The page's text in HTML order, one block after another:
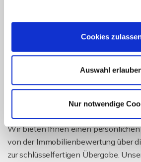
Cookies
Auswahl
Nur notwendige
nach Eigentumswohnungen und
kontinuierlich. Dies hat positive
Marktwerte, die wir stets im Blick
Verkaufs- bzw. Kaufwünsche?
Ihre Vorteile mit
Immobilien
Wir bieten Ihnen einen persönlichen
von der Immobilienbewertung über
zur schlüsselfertigen Übergabe.